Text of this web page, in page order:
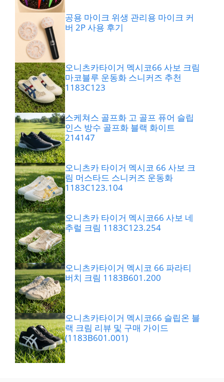
공용 마이크 위생 관리용 마이크 커
버 2P 사용 후기
오니츠카타이거 멕시코66 사보 크림
마코블루 운동화 스니커즈 추천
1183C123
스케쳐스 골프화 고 골프 퓨어 슬립
인스 방수 골프화 블랙 화이트
214147
오니츠카 타이거 멕시코 66 사보 크
림 머스타드 스니커즈 운동화
1183C123.104
오니츠카 타이거 멕시코66 사보 네
추럴 크림 1183C123.254
오니츠카타이거 멕시코 66 파라티
버치 크림 1183B601.200
오니츠카타이거 멕시코66 슬립온 블
랙 크림 리뷰 및 구매 가이드
(1183B601.001)